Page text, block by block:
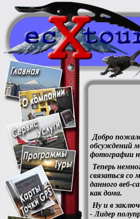
Добро
обсуждений
фотографии
Теперь
связаться со
данного веб-
как дома.
Ну и в
- Лидер